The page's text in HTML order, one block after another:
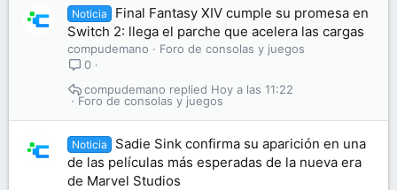
Noticia
Final Fantasy XIV cumple su promesa en
Switch 2: llega el parche que acelera las cargas
compudemano
Foro de consolas y juegos
0
Foro de consolas y juegos
Hoy a las 11:22
compudemano
Noticia
Sadie Sink confirma su aparición en una
de las películas más esperadas de la nueva era
de Marvel Studios